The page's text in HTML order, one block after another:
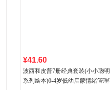
¥41.60
波西和皮普7册经典套装(小小聪
系列绘本)0-4岁低幼启蒙情绪管